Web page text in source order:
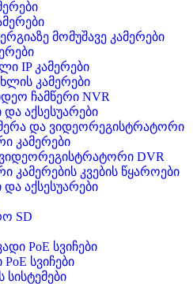
მომუშავე კამერები
IP კამერები
კამერები
ჩამწერი NVR
და აქსესუარები
და ვიდეორეგისტრატორი
კამერები
DVR
კამერების კვების წყაროები
და აქსესუარები
SD
PoE სვიჩები
სვიჩები
სისტემები